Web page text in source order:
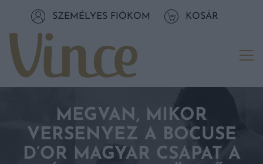
Tovább a tartalomhozSZEMÉLYES FIÓKOM KOSÁR
MEGVAN, MIKOR
VERSENYEZ A BOCUSE
D’OR MAGYAR CSAPAT A